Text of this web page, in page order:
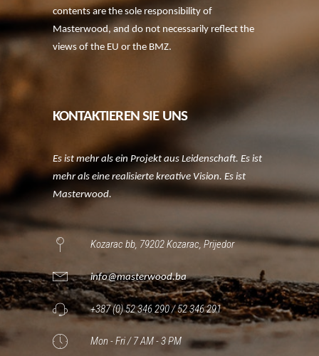
contents are the sole responsibility of
Masterwood, and do not necessarily reflect the
views of the EU or the BMZ.
KONTAKTIEREN SIE UNS
Es ist mehr als ein Projekt aus Leidenschaft. Es ist
mehr als eine realisierte kreative Vision. Es ist
Masterwood.
Kozarac bb, 79202 Kozarac, Prijedor
info@masterwood.ba
+387 (0) 52 346 290 / 52 346 291
Mon - Fri / 7 AM - 3 PM